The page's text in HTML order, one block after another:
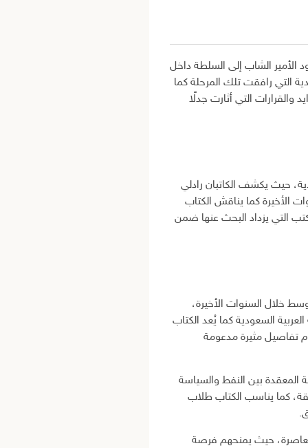
الشاب إلى السلطة داخل
التي رافقت تلك المرحلة كما
والقرارات التي أثارت جدلًا
حيث يكشف الكاتبان رادلي
الأخيرة كما يناقش الكتاب
التي يزداد البحث عنها ضمن
خلال السنوات الأخيرة،
السعودية كما يُعد الكتاب
تفاصيل مثيرة مدعومة
المعقدة بين النفط والسياسة
كما يناسب الكتاب طلاب
معاصرة، حيث يمنحهم فرصة